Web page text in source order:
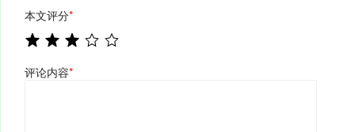
本文评分*
评论内容*